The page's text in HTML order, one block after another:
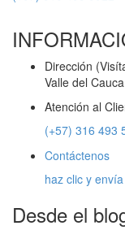
Dirección
Valle del Cauca
Atención al
(+57) 316 493
Contáctenos
haz clic y
Desde el